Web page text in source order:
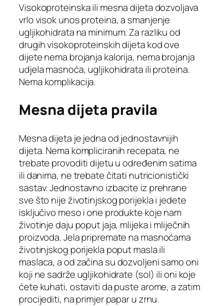
Visokoproteinska ili mesna dijeta dozvoljava
vrlo visok unos proteina, a smanjenje
ugljikohidrata na minimum. Za razliku od
drugih visokoproteinskih dijeta kod ove
dijete nema brojanja kalorija, nema brojanja
udjela masnoća, ugljikohidrata ili proteina.
Nema komplikacija.
Mesna dijeta pravila
Mesna dijeta je jedna od jednostavnijih
dijeta. Nema kompliciranih recepata, ne
trebate provoditi dijetu u određenim satima
ili danima, ne trebate čitati nutricionistički
sastav. Jednostavno izbacite iz prehrane
sve što nije životinjskog porijekla i jedete
isključivo meso i one produkte koje nam
životinje daju poput jaja, mlijeka i mliječnih
proizvoda. Jela pripremate na masnoćama
životinjskog porijekla poput masla ili
maslaca, a od začina su dozvoljeni samo oni
koji ne sadrže ugljikohidrate (sol) ili oni koje
ćete kuhati, ostaviti da puste arome, a zatim
procijediti, na primjer papar u zrnu.